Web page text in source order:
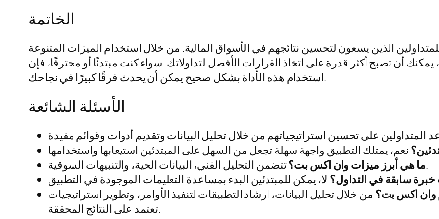
الخاتمة
الذين يسعون لتحسين نتائجهم في الأسواق المالية. من خلال استخدام الميزات المتنوعة
أن تصبح أكثر قدرة على اتخاذ القرارات الأفضل لتداولاتك. سواء كنت مبتدئًا أو محترفًا، فإن
استخدام هذه الأداة بشكل صحيح يمكن أن يحدث فرقًا كبيرًا في نجاحك.
الأسئلة الشائعة
ما هي أبرز ميزات وان اكس بت؟تتضمن التحليل الفني، البيانات الحية، والتنبيهات السوقية.
سابقة في التداول؟
وان اكس بت؟ من خلال تحليل البيانات، ارشاد التطبيقات لتنفيذ الأوامر، وتطوير استراتيجيات
تعتمد على النتائج المحققة.